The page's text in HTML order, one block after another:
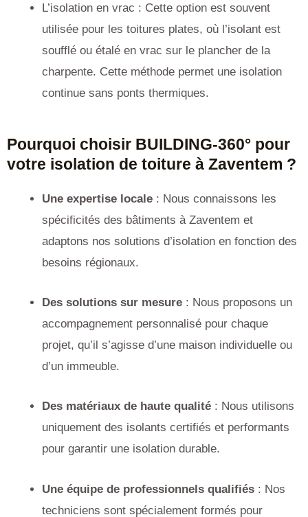
L’isolation en vrac : Cette option est souvent
utilisée pour les toitures plates, où l’isolant est
soufflé ou étalé en vrac sur le plancher de la
charpente. Cette méthode permet une isolation
continue sans ponts thermiques.
Pourquoi choisir BUILDING-360° pour
votre isolation de toiture à Zaventem ?
Une expertise locale : Nous connaissons les
spécificités des bâtiments à Zaventem et
adaptons nos solutions d’isolation en fonction des
besoins régionaux.
Des solutions sur mesure : Nous proposons un
accompagnement personnalisé pour chaque
projet, qu’il s’agisse d’une maison individuelle ou
d’un immeuble.
Des matériaux de haute qualité : Nous utilisons
uniquement des isolants certifiés et performants
pour garantir une isolation durable.
Une équipe de professionnels qualifiés : Nos
techniciens sont spécialement formés pour